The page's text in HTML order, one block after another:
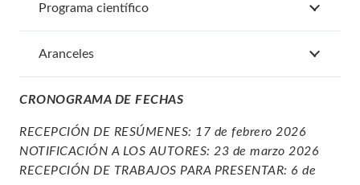
Programa científico
Aranceles
CRONOGRAMA DE FECHAS
RECEPCIÓN DE RESÚMENES: 17 de febrero 2026
NOTIFICACIÓN A LOS AUTORES: 23 de marzo 2026
RECEPCIÓN DE TRABAJOS PARA PRESENTAR: 6 de